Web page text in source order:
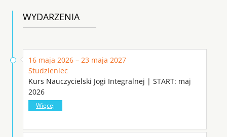
WYDARZENIA
16 maja 2026 – 23 maja 2027
Studzieniec
Kurs Nauczycielski Jogi Integralnej | START: maj
2026
Więcej